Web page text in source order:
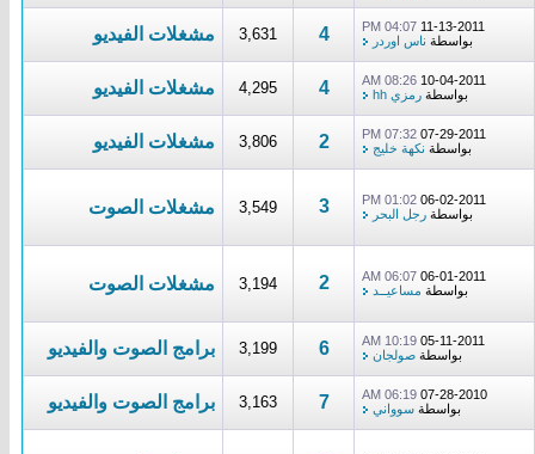
11-13-2011
04:07 PM
بواسطة ناس اوردر 4
3,631 مشغلات الفيديو
10-04-2011
08:26 AM
بواسطة رمزي hh 4
4,295 مشغلات الفيديو
07-29-2011
07:32 PM
بواسطة نكهة خليج 2
3,806 مشغلات الفيديو
06-02-2011
01:02 PM
بواسطة رجل البحر 3
3,549 مشغلات الصوت
06-01-2011
06:07 AM
بواسطة مساعيــد 2
3,194 مشغلات الصوت
05-11-2011
10:19 AM
بواسطة صولجان 6
3,199 برامج الصوت والفيديو
07-28-2010
06:19 AM
بواسطة سوواني 7
3,163 برامج الصوت والفيديو